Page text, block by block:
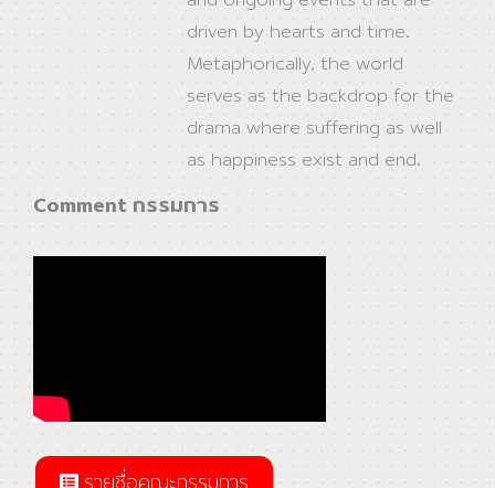
driven by hearts and time.
Metaphorically, the world
serves as the backdrop for the
drama where suffering as well
as happiness exist and end.
Comment กรรมการ